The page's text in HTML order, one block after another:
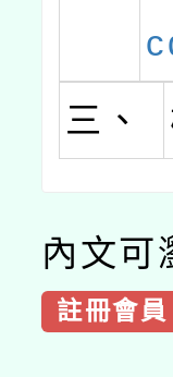
三、
內文可
註冊會員